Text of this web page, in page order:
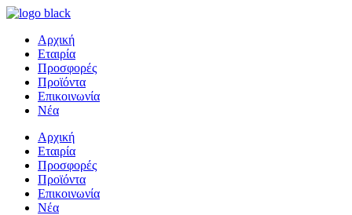
Αρχική
Εταιρία
Προσφορές
Προϊόντα
Επικοινωνία
Νέα
Αρχική
Εταιρία
Προσφορές
Προϊόντα
Επικοινωνία
Νέα